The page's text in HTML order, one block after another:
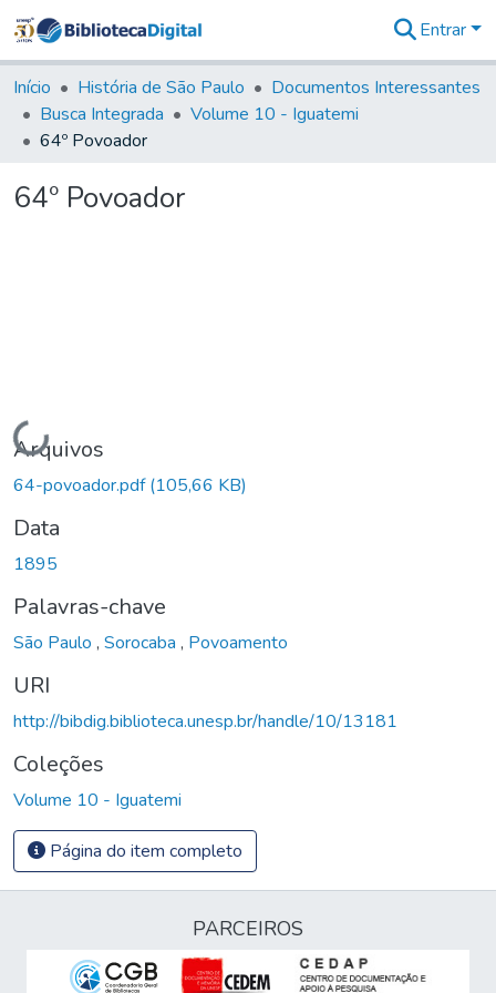
&
Coleções
Tudo na
Entrar
Início História de São Paulo
Documentos Interessantes
Busca Integrada
Volume 10 - Iguatemi
64º Povoador
64º Povoador
Carregando...
Arquivos
64-povoador.pdf(105,66 KB)
Data
1895
Palavras-chave
São Paulo , Sorocaba , Povoamento
URI
http://bibdig.biblioteca.unesp.br/handle/10/13181
Coleções
Volume 10 - Iguatemi
Página do item completo
PARCEIROS